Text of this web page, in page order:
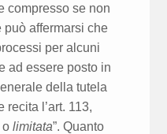
compresso se non
affermarsi che
per alcuni
ad essere posto in
della tutela
l’art. 113,
olimitata”. Quanto